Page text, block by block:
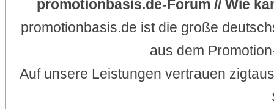
promotionbasis.de-Forum // Wie
promotionbasis.de ist die große
aus dem
Auf unsere Leistungen vertrauen